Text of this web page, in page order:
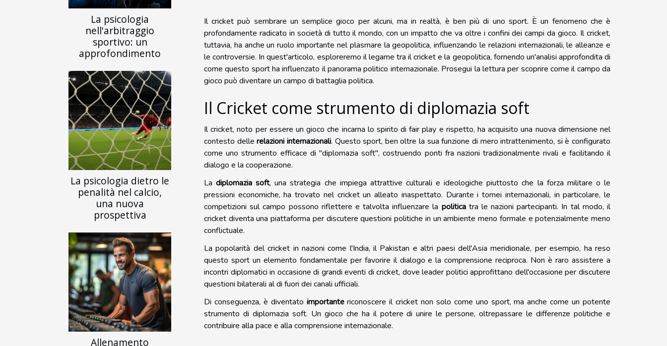
La psicologia
nell'arbitraggio
sportivo: un
approfondimento
La psicologia dietro le
penalità nel calcio,
una nuova
prospettiva
Allenamento
Il cricket può sembrare un semplice gioco per alcuni, ma in realtà, è ben più di uno sport. È un fenomeno che è
profondamente radicato in società di tutto il mondo, con un impatto che va oltre i confini dei campi da gioco. Il cricket,
tuttavia, ha anche un ruolo importante nel plasmare la geopolitica, influenzando le relazioni internazionali, le alleanze e
le controversie. In quest'articolo, esploreremo il legame tra il cricket e la geopolitica, fornendo un'analisi approfondita di
come questo sport ha influenzato il panorama politico internazionale. Prosegui la lettura per scoprire come il campo da
gioco può diventare un campo di battaglia politica.
Il Cricket come strumento di diplomazia soft
Il cricket, noto per essere un gioco che incarna lo spirito di fair play e rispetto, ha acquisito una nuova dimensione nel
contesto dellerelazioni internazionali. Questo sport, ben oltre la sua funzione di mero intrattenimento, si è configurato
come uno strumento efficace di "diplomazia soft", costruendo ponti fra nazioni tradizionalmente rivali e facilitando il
dialogo e la cooperazione.
Ladiplomazia soft, una strategia che impiega attrattive culturali e ideologiche piuttosto che la forza militare o le
pressioni economiche, ha trovato nel cricket un alleato inaspettato. Durante i tornei internazionali, in particolare, le
competizioni sul campo possono riflettere e talvolta influenzare la politicatra le nazioni partecipanti. In tal modo, il
cricket diventa una piattaforma per discutere questioni politiche in un ambiente meno formale e potenzialmente meno
conflictuale.
La popolarità del cricket in nazioni come l'India, il Pakistan e altri paesi dell'Asia meridionale, per esempio, ha reso
questo sport un elemento fondamentale per favorire il dialogo e la comprensione reciproca. Non è raro assistere a
incontri diplomatici in occasione di grandi eventi di cricket, dove leader politici approfittano dell'occasione per discutere
questioni bilaterali al di fuori dei canali ufficiali.
Di conseguenza, è diventato importantericonoscere il cricket non solo come uno sport, ma anche come un potente
strumento di diplomazia soft. Un gioco che ha il potere di unire le persone, oltrepassare le differenze politiche e
contribuire alla pace e alla comprensione internazionale.